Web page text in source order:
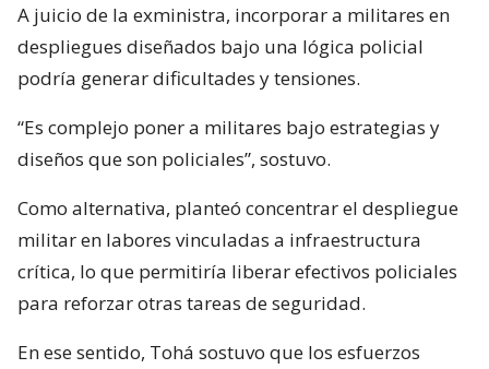
A juicio de la exministra, incorporar a militares en
despliegues diseñados bajo una lógica policial
podría generar dificultades y tensiones.
“Es complejo poner a militares bajo estrategias y
diseños que son policiales”, sostuvo.
Como alternativa, planteó concentrar el despliegue
militar en labores vinculadas a infraestructura
crítica, lo que permitiría liberar efectivos policiales
para reforzar otras tareas de seguridad.
En ese sentido, Tohá sostuvo que los esfuerzos